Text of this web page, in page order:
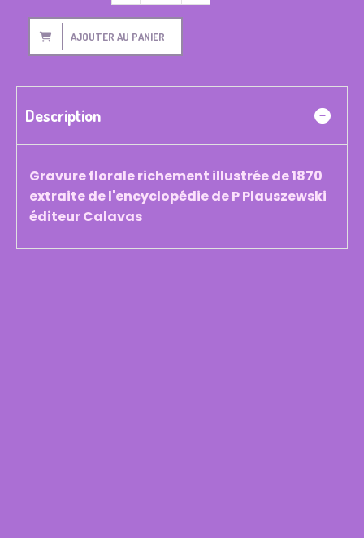
AJOUTER AU PANIER
Description
Gravure florale richement illustrée de 1870
extraite de l'encyclopédie de P Plauszewski
éditeur Calavas